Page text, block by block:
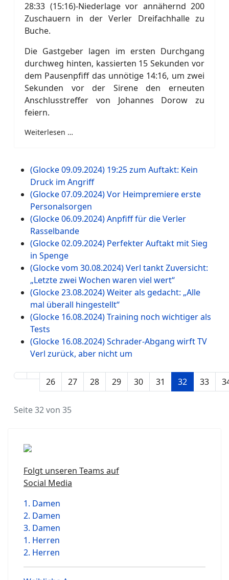
28:33 (15:16)-Niederlage vor annähernd 200
Zuschauern in der Verler Dreifachhalle zu
Buche.
Die Gastgeber lagen im ersten Durchgang
durchweg hinten, kassierten 15 Sekunden vor
dem Pausenpfiff das unnötige 14:16, um zwei
Sekunden vor der Sirene den erneuten
Anschlusstreffer von Johannes Dorow zu
feiern.
Weiterlesen …
(Glocke 09.09.2024) 19:25 zum Auftakt: Kein
Druck im Angriff
(Glocke 07.09.2024) Vor Heimpremiere erste
Personalsorgen
(Glocke 06.09.2024) Anpfiff für die Verler
Rasselbande
(Glocke 02.09.2024) Perfekter Auftakt mit Sieg
in Spenge
(Glocke vom 30.08.2024) Verl tankt Zuversicht:
„Letzte zwei Wochen waren viel wert“
(Glocke 23.08.2024) Weiter als gedacht: „Alle
mal überall hingestellt“
(Glocke 16.08.2024) Training noch wichtiger als
Tests
(Glocke 16.08.2024) Schrader-Abgang wirft TV
Verl zurück, aber nicht um
26 27 28 29 30 31 32 33
Seite 32 von 35
Folgt unseren Teams auf
Social Media
1. Damen
2. Damen
3. Damen
1. Herren
2. Herren